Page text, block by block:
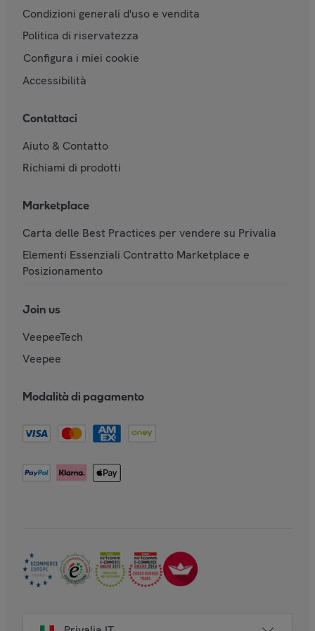
Condizioni generali d'uso e vendita
Politica di riservatezza
Configura i miei cookie
Accessibilità
Contattaci
Aiuto & Contatto
Richiami di prodotti
Marketplace
Carta delle Best Practices per vendere su Privalia
Elementi Essenziali Contratto Marketplace e
Posizionamento
Join us
VeepeeTech
Veepee
Modalità di pagamento